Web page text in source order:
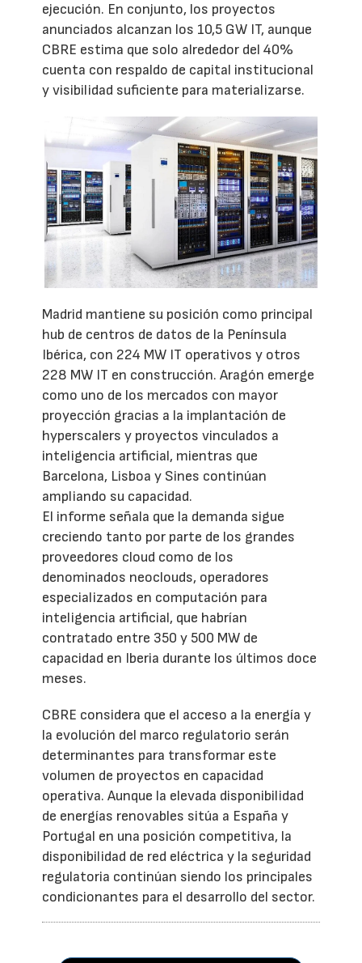
ejecución. En conjunto, los proyectos
anunciados alcanzan los 10,5 GW IT, aunque
CBRE estima que solo alrededor del 40%
cuenta con respaldo de capital institucional
y visibilidad suficiente para materializarse.
Madrid mantiene su posición como principal
hub de centros de datos de la Península
Ibérica, con 224 MW IT operativos y otros
228 MW IT en construcción. Aragón emerge
como uno de los mercados con mayor
proyección gracias a la implantación de
hyperscalers y proyectos vinculados a
inteligencia artificial, mientras que
Barcelona, Lisboa y Sines continúan
ampliando su capacidad.
El informe señala que la demanda sigue
creciendo tanto por parte de los grandes
proveedores cloud como de los
denominados neoclouds, operadores
especializados en computación para
inteligencia artificial, que habrían
contratado entre 350 y 500 MW de
capacidad en Iberia durante los últimos doce
meses.
CBRE considera que el acceso a la energía y
la evolución del marco regulatorio serán
determinantes para transformar este
volumen de proyectos en capacidad
operativa. Aunque la elevada disponibilidad
de energías renovables sitúa a España y
Portugal en una posición competitiva, la
disponibilidad de red eléctrica y la seguridad
regulatoria continúan siendo los principales
condicionantes para el desarrollo del sector.